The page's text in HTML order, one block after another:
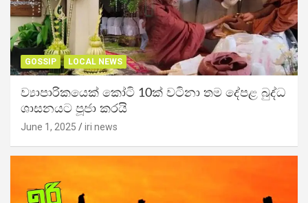
GOSSIP LOCAL NEWS
ව්‍යාපාරිකයෙක් කෝටි 10ක් වටිනා තම දේපළ බුද්ධ
ශාසනයට පූජා කරයි
June 1, 2025 iri news